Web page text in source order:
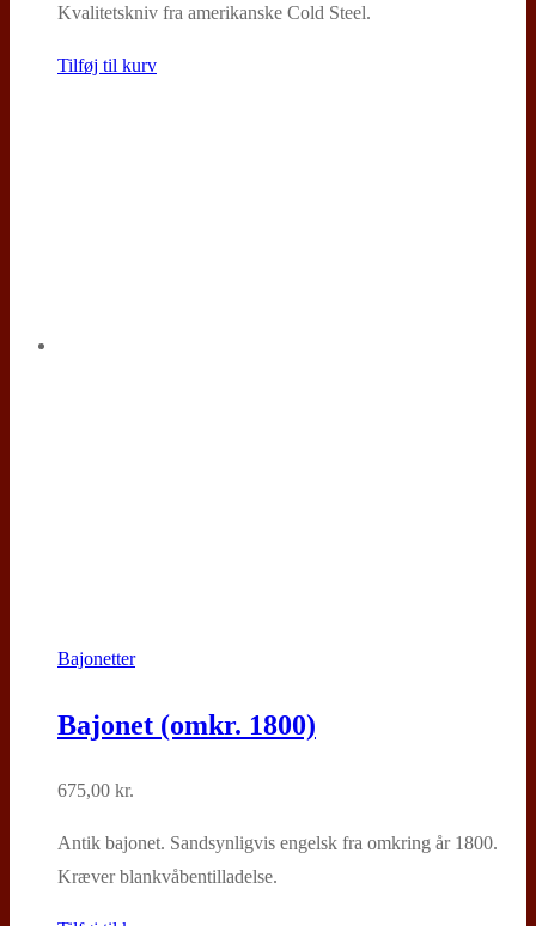
Kvalitetskniv fra amerikanske Cold Steel.
Tilføj til kurv
Bajonetter
Bajonet (omkr. 1800)
675,00 kr.
Antik bajonet. Sandsynligvis engelsk fra omkring år 1800.
Kræver blankvåbentilladelse.